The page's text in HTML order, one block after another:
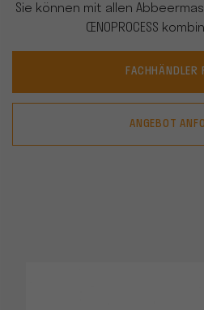
Sie können mit allen
ŒNOPROCESS
FACHHÄNDLER
ANGEBOT